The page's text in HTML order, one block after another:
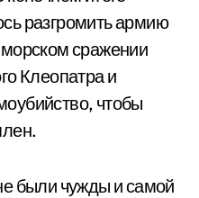
разгромить армию
сражении
Клеопатра и
чтобы
были чужды и самой